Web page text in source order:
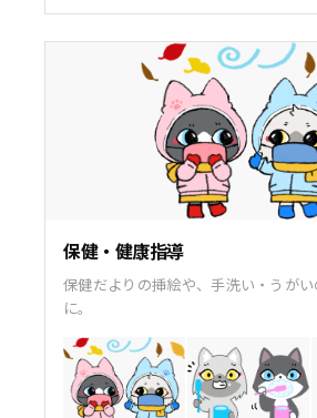
保健・健康指導
保健だよりの挿絵や、手洗い・うが
に。